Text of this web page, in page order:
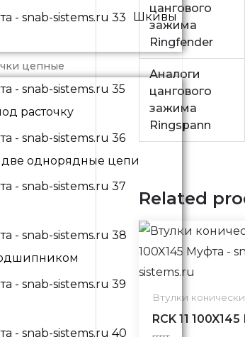
Шкивы
цепные
расточку
однорядные цепи
цангового
зажима
Ringfender
Аналоги
цангового
зажима
Ringspann
Related
Втулки
RCK 11